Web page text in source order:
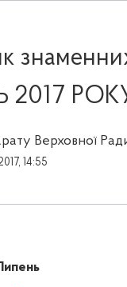
2017
Верховної
14:55